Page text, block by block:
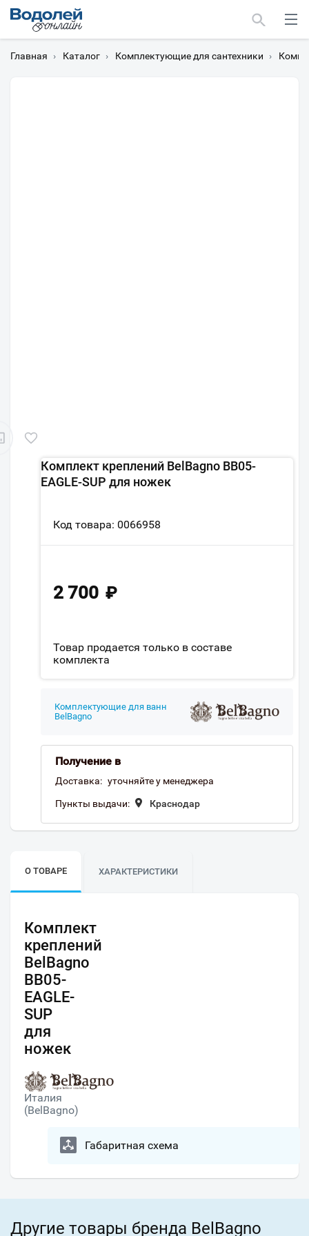
Главная › Каталог › Комплектующие для сантехники ›
Комплект креплений BelBagno BB05-
EAGLE-SUP для ножек
Код товара: 0066958
2 700 ₽
Товар продается только в составе
комплекта
Комплектующие для ванн
BelBagno
Получение в
Доставка: уточняйте у менеджера
Пункты выдачи: Краснодар
О ТОВАРЕ ХАРАКТЕРИСТИКИ
Комплект
креплений
BelBagno
BB05-
EAGLE-
SUP
для
ножек
Италия
(BelBagno)
Габаритная схема
Другие товары бренда BelBagno